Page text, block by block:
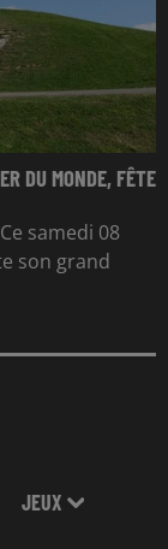
DU MONDE, FÊTE
samedi 08
son grand
JEUX